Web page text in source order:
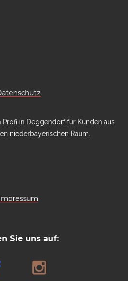
in Deggendorf für Kunden aus
niederbayerischen Raum.
Impressum
Sie uns auf: